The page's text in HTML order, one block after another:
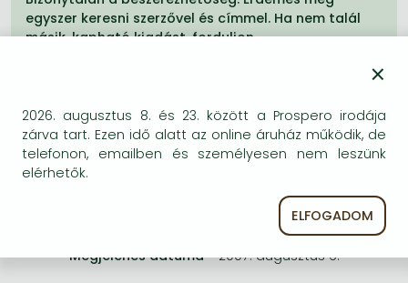
Frieren manga
Bleach manga
egyszer keresni szerzővel és címmel. Ha nem talál
másik, kapható kiadást, forduljon
A termék adatai:
Harper
Megjelenés dátuma
2007. augusztus 6.
×
2026. augusztus 8. és 23. között a Prospero irodája
zárva tart. Ezen idő alatt az online áruház működik, de
telefonon, emailben és személyesen nem leszünk
elérhetők.
ELFOGADOM